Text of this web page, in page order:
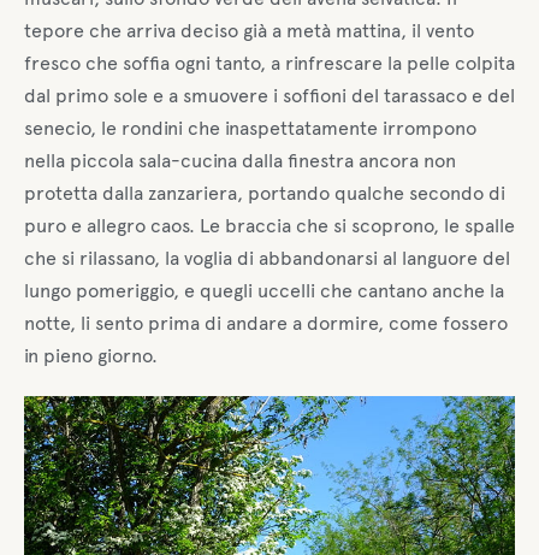
tepore che arriva deciso già a metà mattina, il vento
fresco che soffia ogni tanto, a rinfrescare la pelle colpita
dal primo sole e a smuovere i soffioni del tarassaco e del
senecio, le rondini che inaspettatamente irrompono
nella piccola sala-cucina dalla finestra ancora non
protetta dalla zanzariera, portando qualche secondo di
puro e allegro caos. Le braccia che si scoprono, le spalle
che si rilassano, la voglia di abbandonarsi al languore del
lungo pomeriggio, e quegli uccelli che cantano anche la
notte, li sento prima di andare a dormire, come fossero
in pieno giorno.